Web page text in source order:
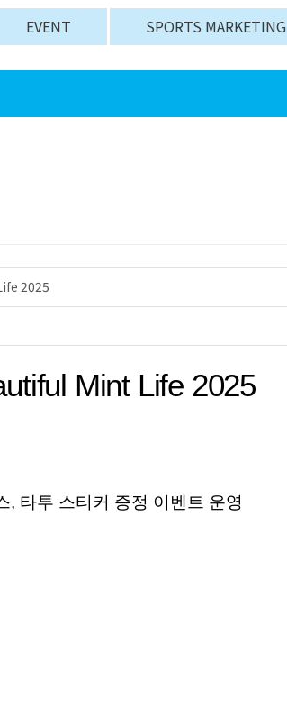
EVENT SPORTS MARKETING
2025
Mint Life 2025
, 타투 스티커 증정 이벤트 운영